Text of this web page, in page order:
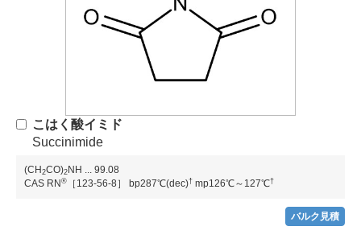
こはく酸イミド
Succinimide
(CH 2CO)2 NH ... 99.08
CAS RN ® ［123-56-8］ bp287℃(dec)† mp126℃～127℃†
バルク見積